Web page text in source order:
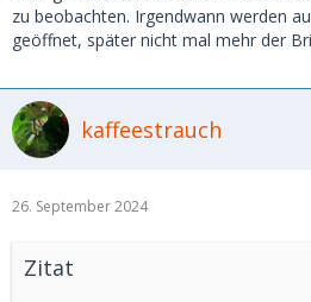
zu beobachten. Irgendwann werden
geöffnet, später nicht mal mehr der
kaffeestrauch
26. September 2024
Zitat